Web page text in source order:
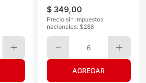
$ 349,00
Precio sin impuestos
nacionales: $288
6